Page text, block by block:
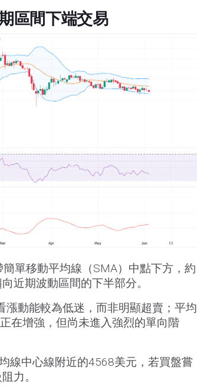
區間下端交易
單移動平均線（SMA）中點下方，約
近期波動區間的下半部分。
動能較為低迷，而非明顯超賣；平均
在增強，但尚未進入強烈的單向階
線中心線附近的4568美元，若買盤嘗
力。